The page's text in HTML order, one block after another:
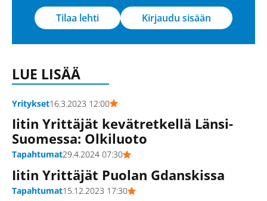
Tilaa lehti Kirjaudu sisään
LUE LISÄÄ
Yritykset16.3.2023 12:00
Iitin Yrittäjät kevätretkellä Länsi-
Suomessa: Olkiluoto
Tapahtumat29.4.2024 07:30
Iitin Yrittäjät Puolan Gdanskissa
Tapahtumat15.12.2023 17:30